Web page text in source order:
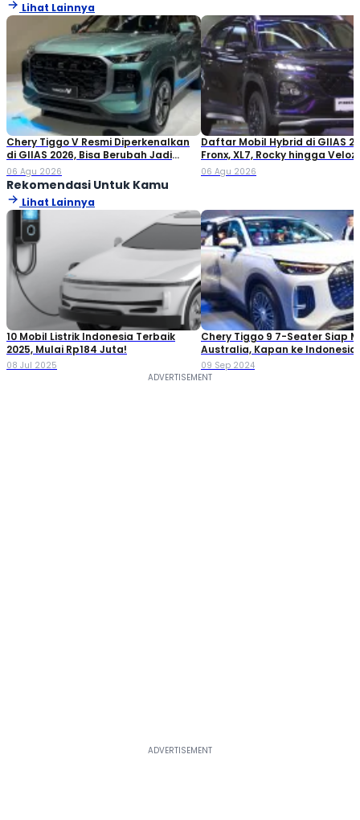
Lihat Lainnya
Chery Tiggo V Resmi Diperkenalkan
di GIIAS 2026, Bisa Berubah Jadi
Double Cabin
06 Agu 2026
Daftar Mobil Hybrid di GIIAS
Fronx, XL7, Rocky hingga Veloz!
06 Agu 2026
Rekomendasi Untuk Kamu
Lihat Lainnya
10 Mobil Listrik Indonesia Terbaik
2025, Mulai Rp184 Juta!
08 Jul 2025
Chery Tiggo 9 7-Seater Siap
Australia, Kapan ke
09 Sep 2024